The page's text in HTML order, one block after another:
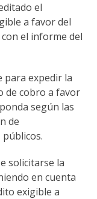
el
a favor del
el informe del
para expedir la
de cobro a favor
según las
de
solicitarse la
en cuenta
exigible a